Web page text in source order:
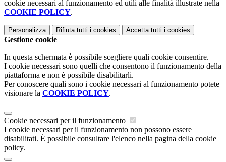
cookie necessari al funzionamento ed utili alle finalità illustrate nella
COOKIE POLICY.
Personalizza Rifiuta tutti i cookies Accetta tutti i cookies
Gestione cookie
In questa schermata è possibile scegliere quali cookie consentire.
I cookie necessari sono quelli che consentono il funzionamento della
piattaforma e non è possibile disabilitarli.
Per conoscere quali sono i cookie necessari al funzionamento potete
visionare la COOKIE POLICY.
Cookie necessari per il funzionamento
I cookie necessari per il funzionamento non possono essere
disabilitati. È possibile consultare l'elenco nella pagina della cookie
policy.